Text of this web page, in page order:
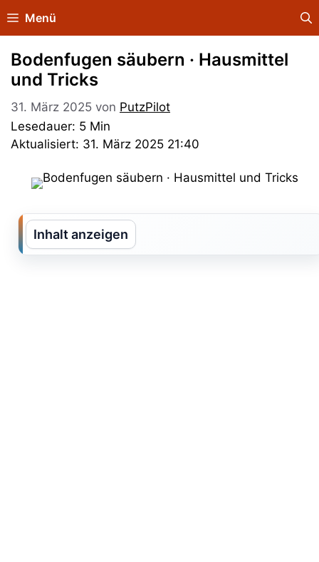
Inhalt
Menü
Bodenfugen säubern · Hausmittel
und Tricks
31. März 2025 von PutzPilot
Lesedauer: 5 Min
Aktualisiert: 31. März 2025 21:40
Inhalt anzeigen